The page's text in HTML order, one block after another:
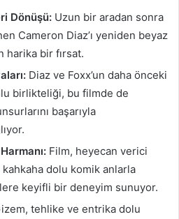
Dönüşü: Uzun bir aradan sonra
Cameron Diaz’ı yeniden beyaz
harika bir fırsat.
Diaz ve Foxx’un daha önceki
birlikteliği, bu filmde de
başarıyla
Film, heyecan verici
dolu komik anlarla
keyifli bir deneyim sunuyor.
tehlike ve entrika dolu